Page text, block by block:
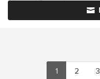
1 2 3